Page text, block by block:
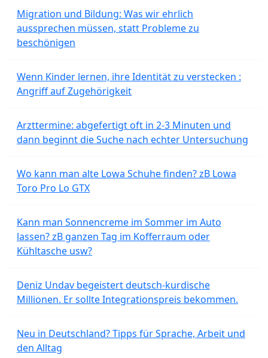
Migration und Bildung: Was wir ehrlich
aussprechen müssen, statt Probleme zu
beschönigen
Wenn Kinder lernen, ihre Identität zu verstecken :
Angriff auf Zugehörigkeit
Arzttermine: abgefertigt oft in 2-3 Minuten und
dann beginnt die Suche nach echter Untersuchung
Wo kann man alte Lowa Schuhe finden? zB Lowa
Toro Pro Lo GTX
Kann man Sonnencreme im Sommer im Auto
lassen? zB ganzen Tag im Kofferraum oder
Kühltasche usw?
Deniz Undav begeistert deutsch-kurdische
Millionen. Er sollte Integrationspreis bekommen.
Neu in Deutschland? Tipps für Sprache, Arbeit und
den Alltag